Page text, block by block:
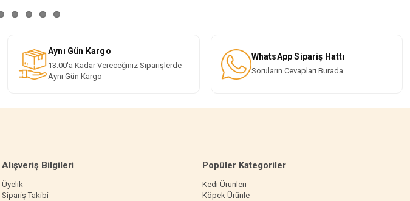
Aynı Gün Kargo
13:00'a Kadar Vereceğiniz Siparişlerde
Aynı Gün Kargo
WhatsApp Sipariş Hattı
Soruların Cevapları Burada
Alışveriş Bilgileri
Üyelik
Sipariş Takibi
Popüler Kategoriler
Kedi Ürünleri
Köpek Ürünle